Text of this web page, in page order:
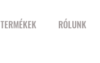
TERMÉKEK RÓLUNK